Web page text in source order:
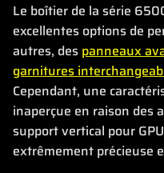
Le boîtier de la série
excellentes options de
autres, des panneaux
garnitures
Cependant, une
inaperçue en raison des
support vertical pour
extrêmement précieuse